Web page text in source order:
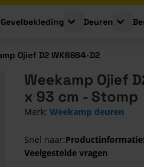
Plaatmaterialen
submenu for Isolatie
Gevelbekleding
Toggle submenu
Deuren
Ojief D2 WK6864-D2
Weekamp Ojief
x 93 cm - Stomp
Merk: Weekamp deuren
Snel naar:Productinformatie
Veelgestelde vragen